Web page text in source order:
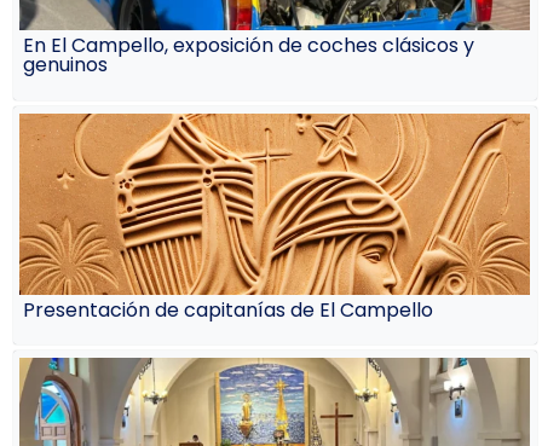
En El Campello, exposición de coches clásicos y
genuinos
Presentación de capitanías de El Campello